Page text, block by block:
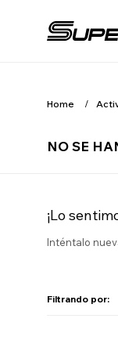
Home
NO SE
¡Lo
Inténtalo
Filtrando por: